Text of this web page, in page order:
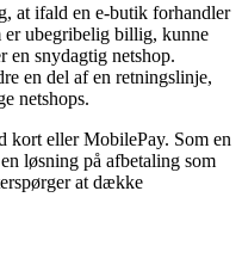
at ifald en e-butik forhandler
er ubegribelig billig, kunne
en snydagtig netshop.
en del af en retningslinje,
netshops.
kort eller MobilePay. Som en
løsning på afbetaling som
at dække